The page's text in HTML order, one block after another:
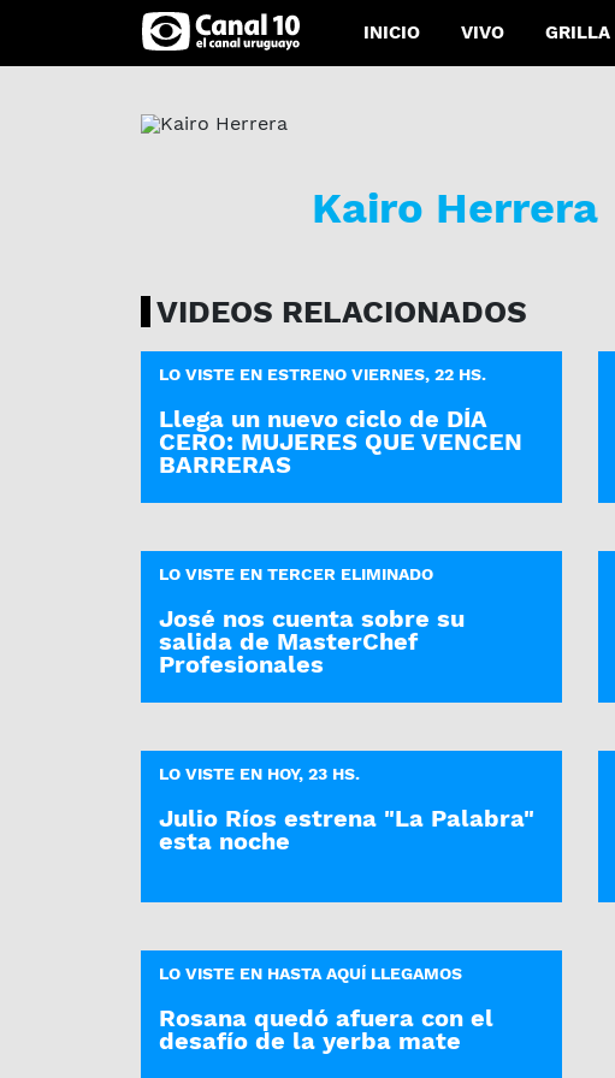
INICIO VIVO GRILLA
Kairo Herrera
VIDEOS RELACIONADOS
LO VISTE EN ESTRENO VIERNES, 22 HS.
Llega un nuevo ciclo de DÍA
CERO: MUJERES QUE VENCEN
BARRERAS
LO VISTE EN TERCER ELIMINADO
José nos cuenta sobre su
salida de MasterChef
Profesionales
LO VISTE EN HOY, 23 HS.
Julio Ríos estrena "La Palabra"
esta noche
LO VISTE EN HASTA AQUÍ LLEGAMOS
Rosana quedó afuera con el
desafío de la yerba mate